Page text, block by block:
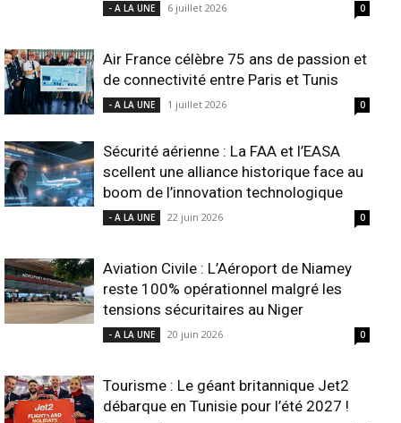
- A LA UNE 6 juillet 2026 0
Air France célèbre 75 ans de passion et
de connectivité entre Paris et Tunis
- A LA UNE 1 juillet 2026 0
Sécurité aérienne : La FAA et l’EASA
scellent une alliance historique face au
boom de l’innovation technologique
- A LA UNE 22 juin 2026 0
Aviation Civile : L’Aéroport de Niamey
reste 100% opérationnel malgré les
tensions sécuritaires au Niger
- A LA UNE 20 juin 2026 0
Tourisme : Le géant britannique Jet2
débarque en Tunisie pour l’été 2027 !